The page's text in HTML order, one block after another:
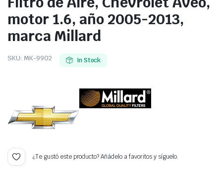
motor 1.6, año 2005-2013,
marca Millard
SKU: MK-9902 In Stock
¿Te gustó este producto? Añádelo a favoritos y síguelo.